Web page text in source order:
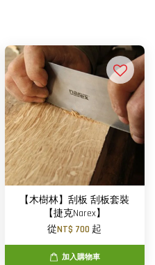
【木樹林】刮板 刮板套裝
【捷克Narex】
從NT$ 700 起
加入購物車